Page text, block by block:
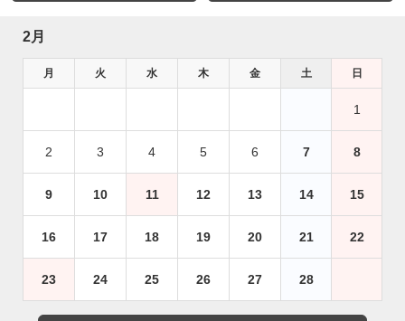
2月
月 火 水 木 金 土 日
1
2 3 4 5 6 7 8
9 10 11 12 13 14 15
16 17 18 19 20 21 22
23 24 25 26 27 28